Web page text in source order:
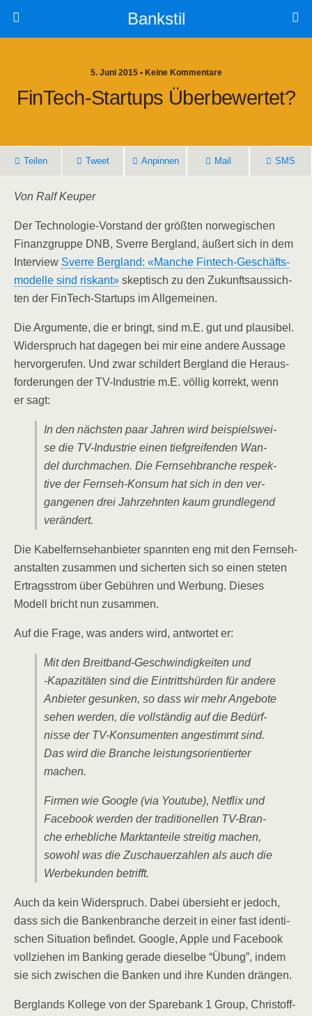
Bankstil
5. Juni 2015 • Keine Kommentare
Fin­Tech-Start­ups Überbewertet?
Tei­len Tweet Anpin­nen Mail SMS
Von Ralf Keuper
Der Tech­no­lo­gie-Vor­stand der größ­ten nor­we­gi­schen
Finanz­grup­pe DNB, Sver­re Berg­land, äußert sich in dem
Inter­view Sver­re Berg­land: «Man­che Fin­tech-Geschäfts­
mo­del­le sind ris­kant» skep­tisch zu den Zukunfts­aus­sich­
ten der Fin­Tech-Start­ups im Allgemeinen.
Die Argu­men­te, die er bringt, sind m.E. gut und plau­si­bel.
Wider­spruch hat dage­gen bei mir eine ande­re Aus­sa­ge
her­vor­ge­ru­fen. Und zwar schil­dert Berg­land die Her­aus­
for­de­run­gen der TV-Indus­trie m.E. völ­lig kor­rekt, wenn
er sagt:
In den nächs­ten paar Jah­ren wird bei­spiels­wei­
se die TV-Indus­trie einen tief­grei­fen­den Wan­
del durch­ma­chen. Die Fern­seh­bran­che respek­
ti­ve der Fern­seh-Kon­sum hat sich in den ver­
gan­ge­nen drei Jahr­zehn­ten kaum grund­le­gend
verändert.
Die Kabel­fern­seh­an­bie­ter spann­ten eng mit den Fern­seh­
an­stal­ten zusam­men und sicher­ten sich so einen ste­ten
Ertrags­strom über Gebüh­ren und Wer­bung. Die­ses
Modell bricht nun zusammen.
Auf die Fra­ge, was anders wird, ant­wor­tet er:
Mit den Breit­band-Geschwin­dig­kei­ten und
‑Kapa­zi­tä­ten sind die Ein­tritts­hür­den für ande­re
Anbie­ter gesun­ken, so dass wir mehr Ange­bo­te
sehen wer­den, die voll­stän­dig auf die Bedürf­
nis­se der TV-Kon­su­men­ten ange­stimmt sind.
Das wird die Bran­che leis­tungs­ori­en­tier­ter
machen.
Fir­men wie Goog­le (via You­tube), Net­flix und
Face­book wer­den der tra­di­tio­nel­len TV-Bran­
che erheb­li­che Markt­an­tei­le strei­tig machen,
sowohl was die Zuschau­er­zah­len als auch die
Wer­be­kun­den betrifft.
Auch da kein Wider­spruch. Dabei über­sieht er jedoch,
dass sich die Ban­ken­bran­che der­zeit in einer fast iden­ti­
schen Situa­ti­on befin­det. Goog­le, Apple und Face­book
voll­zie­hen im Ban­king gera­de die­sel­be “Übung”, indem
sie sich zwi­schen die Ban­ken und ihre Kun­den drängen.
Berg­lands Kol­le­ge von der Spare­bank 1 Group, Chris­toff­